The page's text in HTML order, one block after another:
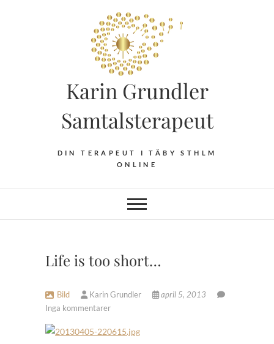
Karin Grundler
Samtalsterapeut
DIN TERAPEUT I TÄBY STHLM
ONLINE
Life is too short…
Bild Karin Grundler
april 5, 2013
Inga kommentarer